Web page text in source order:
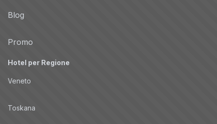
Blog
Promo
Hotel per Regione
Veneto
Toskana